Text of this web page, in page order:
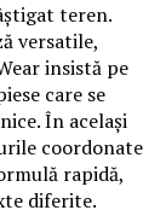
teren.
versatile,
insistă pe
care se
În același
coordonate
rapidă,
diferite.